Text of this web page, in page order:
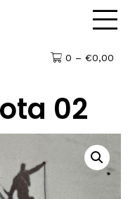
0 – €0,00
02